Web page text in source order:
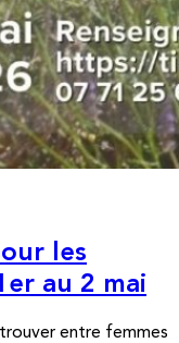
les
au 2 mai
entre femmes